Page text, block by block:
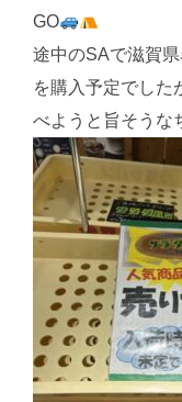
GO
途中のSAで滋賀
を購入予定でした
べようと旨そうな